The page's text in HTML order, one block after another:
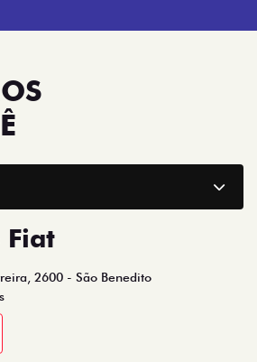
Fiat
2600 - São Benedito